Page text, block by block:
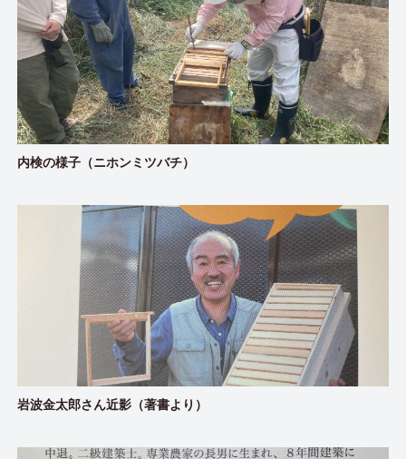
内検の様子（ニホンミツバチ）
岩波金太郎さん近影（著書より）